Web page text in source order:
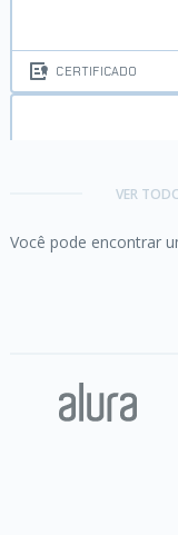
CERTIFICADO
VER
Você pode encontrar